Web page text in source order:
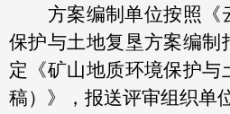
方案编制单位按照《
保护与土地复垦方案编制
定《矿山地质环境保护与
稿）》，报送评审组织单